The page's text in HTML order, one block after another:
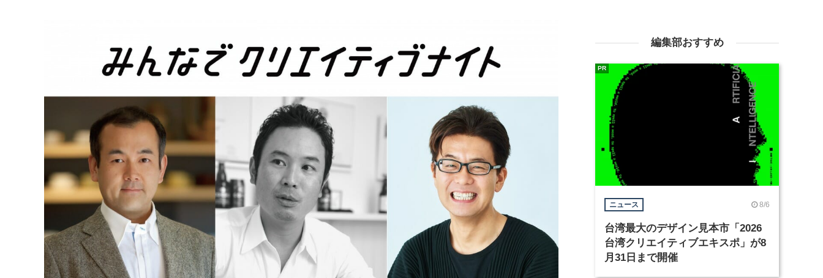
編集部おすすめ
ニュース 8/6
台湾最大のデザイン見本市「2026
台湾クリエイティブエキスポ」が8
月31日まで開催
PR